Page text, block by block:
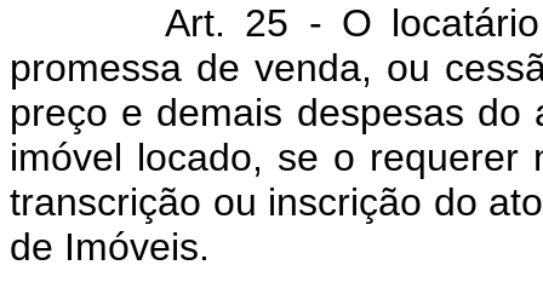
Art. 25 - O locatário a
promessa de venda, ou
preço e demais despesas
imóvel locado, se o
transcrição ou inscrição do
de Imóveis.